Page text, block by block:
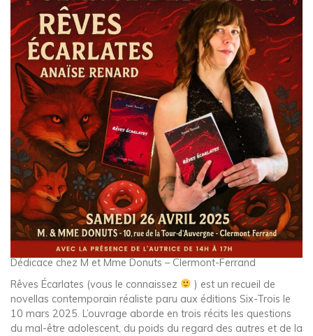
Dédicace chez M et Mme Donuts – Clermont-Ferrand
Rêves Écarlates (vous le connaissez
) est un recueil de
novellas contemporain réaliste paru aux éditions Six-Trois le
10 mars 2025. L’ouvrage aborde en trois récits les questions
du mal-être adolescent, du poids du regard des autres et de la